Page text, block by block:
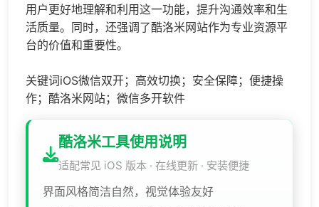
用户更好地理解和利用这一功能，提升沟通效率和生
活质量。同时，还强调了酷洛米网站作为专业资源平
台的价值和重要性。
关键词iOS微信双开；高效切换；安全保障；便捷操
作；酷洛米网站； 微信多开软件
酷洛米工具使用说明
适配常见 iOS 版本 · 在线更新 · 安装便捷
界面风格简洁自然，视觉体验友好